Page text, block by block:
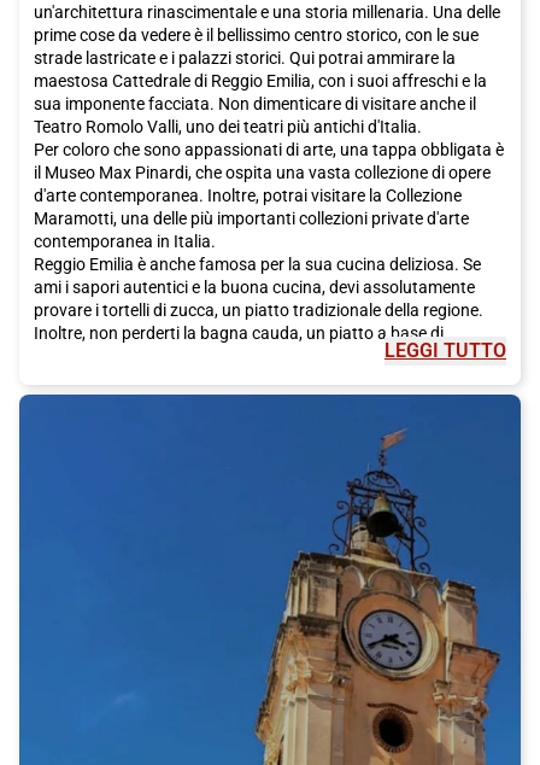
un'architettura rinascimentale e una storia millenaria. Una delle
prime cose da vedere è il bellissimo centro storico, con le sue
strade lastricate e i palazzi storici. Qui potrai ammirare la
maestosa Cattedrale di Reggio Emilia, con i suoi affreschi e la
sua imponente facciata. Non dimenticare di visitare anche il
Teatro Romolo Valli, uno dei teatri più antichi d'Italia.
Per coloro che sono appassionati di arte, una tappa obbligata è
il Museo Max Pinardi, che ospita una vasta collezione di opere
d'arte contemporanea. Inoltre, potrai visitare la Collezione
Maramotti, una delle più importanti collezioni private d'arte
contemporanea in Italia.
Reggio Emilia è anche famosa per la sua cucina deliziosa. Se
ami i sapori autentici e la buona cucina, devi assolutamente
provare i tortelli di zucca, un piatto tradizionale della regione.
Inoltre, non perderti la bagna cauda, un piatto a base di
internazionale dedicato al cinema indipendente. Durante
l'evento, potrai vedere film da tutto il mondo e partecipare a
La posizione geografica di Reggio Emilia è facile da raggiungere
grazie a Italo, il treno ad alta velocità che offre collegamenti
diretti con le principali città italiane. Italo ti permette di
raggiungere Reggio Emilia in modo comodo e veloce, senza
dover affrontare il traffico delle strade.
Quindi, se sei pronto per una visita a Reggio Emilia, non
dimenticare di scegliere Italo come tuo mezzo di trasporto.
Potrai arrivare in città in modo confortevole e in breve tempo,
pronto per scoprire tutto ciò che la città ha da offrire.
Non perdere l'opportunità di visitare Reggio Emilia, una città che
offre storia, cultura, buona cucina e tanto altro ancora.
Acquista subito il tuo biglietto Italo e parti per una fantastica
LEGGI TUTTO